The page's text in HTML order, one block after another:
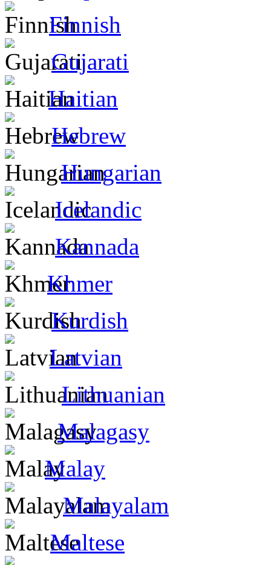
Finnish
Gujarati
Haitian
Hebrew
Hungarian
Icelandic
Kannada
Khmer
Kurdish
Latvian
Lithuanian
Malagasy
Malay
Malayalam
Maltese